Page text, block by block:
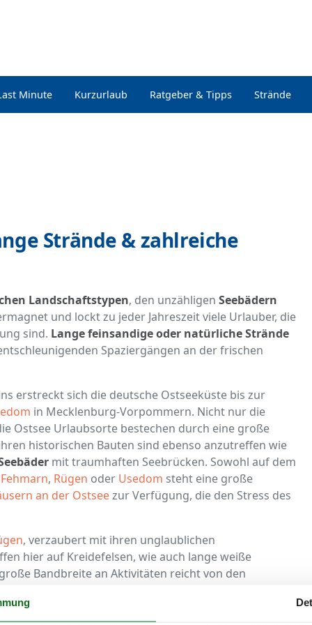
Minute Kurzurlaub Ratgeber & Tipps Strände
Strände & zahlreiche
Landschaftstypen, den unzähligen Seebädern
und lockt zu jeder Jahreszeit viele Urlauber, die
sind. Lange feinsandige oder natürliche Strände
Spaziergängen an der frischen
erstreckt sich die deutsche Ostseeküste bis zur
in Mecklenburg-Vorpommern. Nicht nur die
Ostsee Urlaubsorte bestechen durch eine große
historischen Bauten sind ebenso anzutreffen wie
mit traumhaften Seebrücken. Sowohl auf dem
Fehmarn, Rügen oder Usedom steht eine große
an der Ostseezur Verfügung, die den Stress des
, verzaubert mit ihren unglaublichen
hier auf Kreidefelsen, wie auch lange weiße
Bandbreite an Aktivitäten reicht von den